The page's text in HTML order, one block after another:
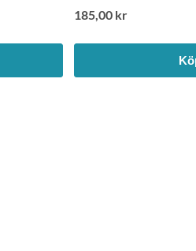
185,00 kr